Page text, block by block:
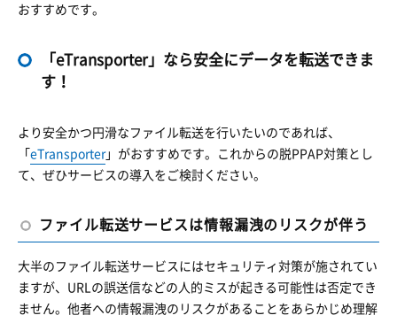
おすすめです。
「eTransporter」なら安全にデータを転送できま
す！
より安全かつ円滑なファイル転送を行いたいのであれば、
「 eTransporter」がおすすめです。これからの脱PPAP対策とし
て、ぜひサービスの導入をご検討ください。
ファイル転送サービスは情報漏洩のリスクが伴う
大半のファイル転送サービスにはセキュリティ対策が施されてい
ますが、URLの誤送信などの人的ミスが起きる可能性は否定でき
ません。他者への情報漏洩のリスクがあることをあらかじめ理解